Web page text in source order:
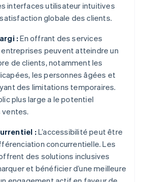
interfaces utilisateur intuitives
globale des clients.
: En offrant des services
peuvent atteindre un
de clients, notamment les
les personnes âgées et
des limitations temporaires.
plus large a le potentiel
ventes.
: L’accessibilité peut être
concurrentielle. Les
des solutions inclusives
et bénéficier d’une meilleure